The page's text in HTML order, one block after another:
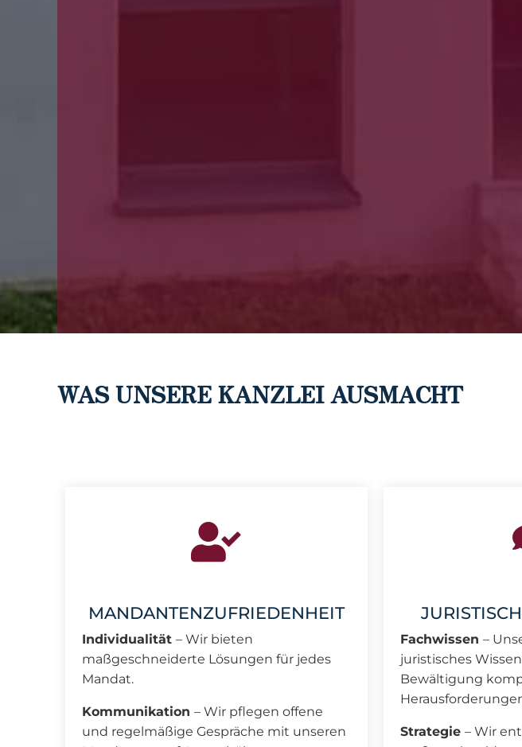
WAS UNSERE KANZLEI AUSMACHT
MANDANTENZUFRIEDENHEIT
Individualität – Wir bieten
maßgeschneiderte Lösungen für jedes
Mandat.
Kommunikation – Wir pflegen offene
und regelmäßige Gespräche mit unseren
Fachwissen –
juristisches
Bewältigung
Strategie – Wir